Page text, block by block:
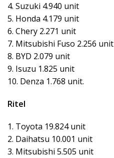
4. Suzuki 4.940 unit
5. Honda 4.179 unit
6. Chery 2.271 unit
7. Mitsubishi Fuso 2.256 unit
8. BYD 2.079 unit
9. Isuzu 1.825 unit
10. Denza 1.768 unit.
Ritel
1. Toyota 19.824 unit
2. Daihatsu 10.001 unit
3. Mitsubishi 5.505 unit